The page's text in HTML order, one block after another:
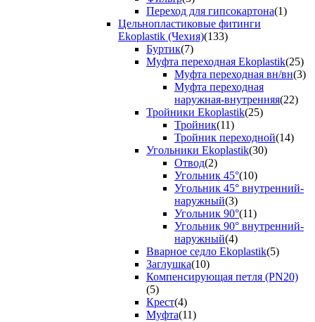
Переход для гипсокартона(1)
Цельнопластиковые фитинги
Ekoplastik (Чехия)(133)
Буртик(7)
Муфта переходная Ekoplastik(25)
Муфта переходная вн/вн(3)
Муфта переходная
наружная-внутренняя(22)
Тройники Ekoplastik(25)
Тройник(11)
Тройник переходной(14)
Угольники Ekoplastik(30)
Отвод(2)
Угольник 45°(10)
Угольник 45° внутренний-
наружный(3)
Угольник 90°(11)
Угольник 90° внутренний-
наружный(4)
Вварное седло Ekoplastik(5)
Заглушка(10)
Компенсирующая петля (PN20)
(5)
Крест(4)
Муфта(11)